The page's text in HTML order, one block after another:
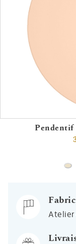
Pendentif
Atelier